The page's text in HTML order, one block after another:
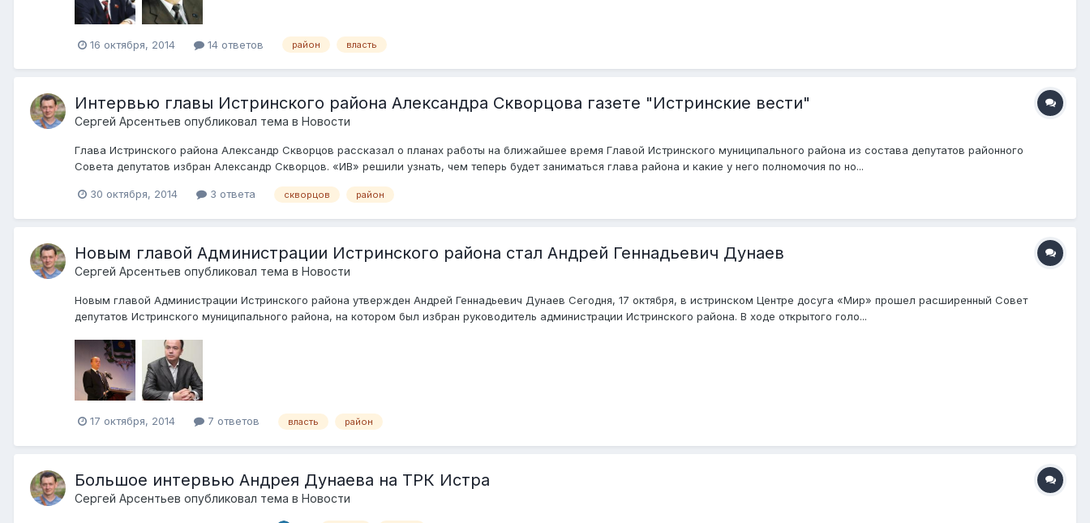
16 октября, 2014 14 ответов район власть
Интервью главы Истринского района Александра Скворцова газете "Истринские вести"
Сергей Арсентьев опубликовал тема в Новости
Глава Истринского района Александр Скворцов рассказал о планах работы на ближайшее время Главой Истринского муниципального района из состава депутатов районного
Совета депутатов избран Александр Скворцов. «ИВ» решили узнать, чем теперь будет заниматься глава района и какие у него полномочия по но...
30 октября, 2014 3 ответа скворцов район
Новым главой Администрации Истринского района стал Андрей Геннадьевич Дунаев
Сергей Арсентьев опубликовал тема в Новости
Новым главой Администрации Истринского района утвержден Андрей Геннадьевич Дунаев Сегодня, 17 октября, в истринском Центре досуга «Мир» прошел расширенный Совет
депутатов Истринского муниципального района, на котором был избран руководитель администрации Истринского района. В ходе открытого голо...
17 октября, 2014 7 ответов власть район
Большое интервью Андрея Дунаева на ТРК Истра
Сергей Арсентьев опубликовал тема в Новости